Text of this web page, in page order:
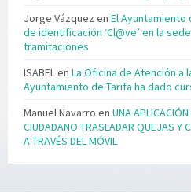
Jorge Vázquez en El Ayuntamiento
de identificación ‘Cl@ve’ en la
tramitaciones
ISABELen La Oficina de Atención a
Ayuntamiento de Tarifa ha dado
Manuel Navarro en UNA
CIUDADANO TRASLADAR QUEJAS Y
A TRAVÉS DEL MÓVIL